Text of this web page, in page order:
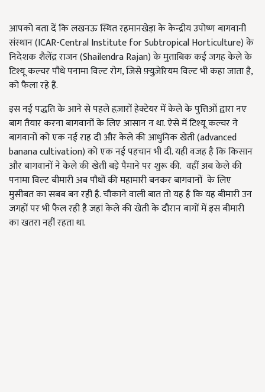
आपको बता दें कि लखनऊ स्थित रहमानखेड़ा के केन्द्रीय उपोष्ण बागवानी
संस्थान (ICAR-Central Institute for Subtropical Horticulture) के
निदेशक शैलेंद्र राजन (Shailendra Rajan) के मुताबिक कई जगह केले के
टिश्यू कल्चर पौधे पनामा विल्ट रोग, जिसे फ़्युज़ेरियम विल्ट भी कहा जाता है,
को फैला रहे हैं.
इस नई पद्धति के आने से पहले हज़ारों हेक्टेयर में केले के पुत्तिओं द्वारा नए
बाग तैयार करना बागवानों के लिए आसान न था. ऐसे में टिश्यू कल्चर ने
बागवानों को एक नई राह दी और केले की आधुनिक खेती (advanced
banana cultivation) को एक नई पहचान भी दी. यही वजह है कि किसान
और बागवानों ने केले की खेती बड़े पैमाने पर शुरू की. वहीं अब केले की
पनामा विल्ट बीमारी अब पौधों की महामारी बनकर बागवानों के लिए
मुसीबत का सबब बन रही है. चौकाने वाली बात तो यह है कि यह बीमारी उन
जगहों पर भी फैल रही है जहां केले की खेती के दौरान बागों में इस बीमारी
का खतरा नहीं रहता था.